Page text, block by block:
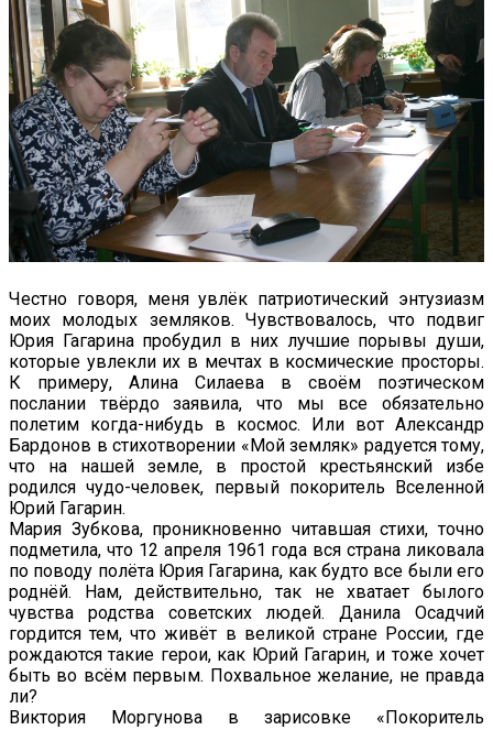
Честно говоря, меня увлёк патриотический энтузиазм
моих молодых земляков. Чувствовалось, что подвиг
Юрия Гагарина пробудил в них лучшие порывы души,
которые увлекли их в мечтах в космические просторы.
К примеру, Алина Силаева в своём поэтическом
послании твёрдо заявила, что мы все обязательно
полетим когда-нибудь в космос. Или вот Александр
Бардонов в стихотворении «Мой земляк» радуется тому,
что на нашей земле, в простой крестьянский избе
родился чудо-человек, первый покоритель Вселенной
Юрий Гагарин.
Мария Зубкова, проникновенно читавшая стихи, точно
подметила, что 12 апреля 1961 года вся страна ликовала
по поводу полёта Юрия Гагарина, как будто все были его
роднёй. Нам, действительно, так не хватает былого
чувства родства советских людей. Данила Осадчий
гордится тем, что живёт в великой стране России, где
рождаются такие герои, как Юрий Гагарин, и тоже хочет
быть во всём первым. Похвальное желание, не правда
ли?
Виктория Моргунова в зарисовке «Покоритель